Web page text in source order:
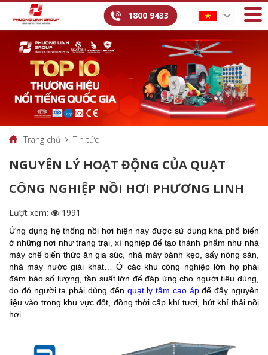
1800 9433
Trang chủ Tin tức
NGUYÊN LÝ HOẠT ĐỘNG CỦA QUẠT
CÔNG NGHIỆP NỒI HƠI PHƯƠNG LINH
Lượt xem: 1991
Ứng dụng hệ thống nồi hơi hiện nay được sử dụng khá phổ biến
ở những nơi như trang trại, xí nghiệp để tạo thành phẩm như nhà
máy chế biến thức ăn gia súc, nhà máy bánh kẹo, sấy nông sản,
nhà máy nước giải khát… Ở các khu công nghiệp lớn họ phải
đảm bảo số lượng, tần suất lớn để đáp ứng cho người tiêu dùng,
do đó người ta phải dùng đến quạt ly tâm cao ápđể đẩy nguyên
liệu vào trong khu vực đốt, đồng thời cấp khí tươi, hút khí thải nồi
hơi.